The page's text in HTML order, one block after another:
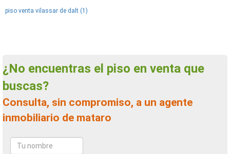
piso venta vilassar de dalt (1)
¿No encuentras el piso en venta que
buscas?
Consulta, sin compromiso, a un agente
inmobiliario de mataro